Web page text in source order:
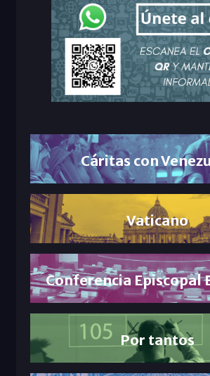
Cáritas con
Vaticano
Conferencia Episcopal
Por tantos